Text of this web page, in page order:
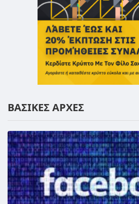
ΒΑΣΙΚΕΣ ΑΡΧΕΣ